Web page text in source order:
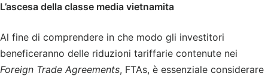
L’ascesa della classe media vietnamita
Al fine di comprendere in che modo gli investitori
beneficeranno delle riduzioni tariffarie contenute nei
Foreign Trade Agreements, FTAs, è essenziale considerare